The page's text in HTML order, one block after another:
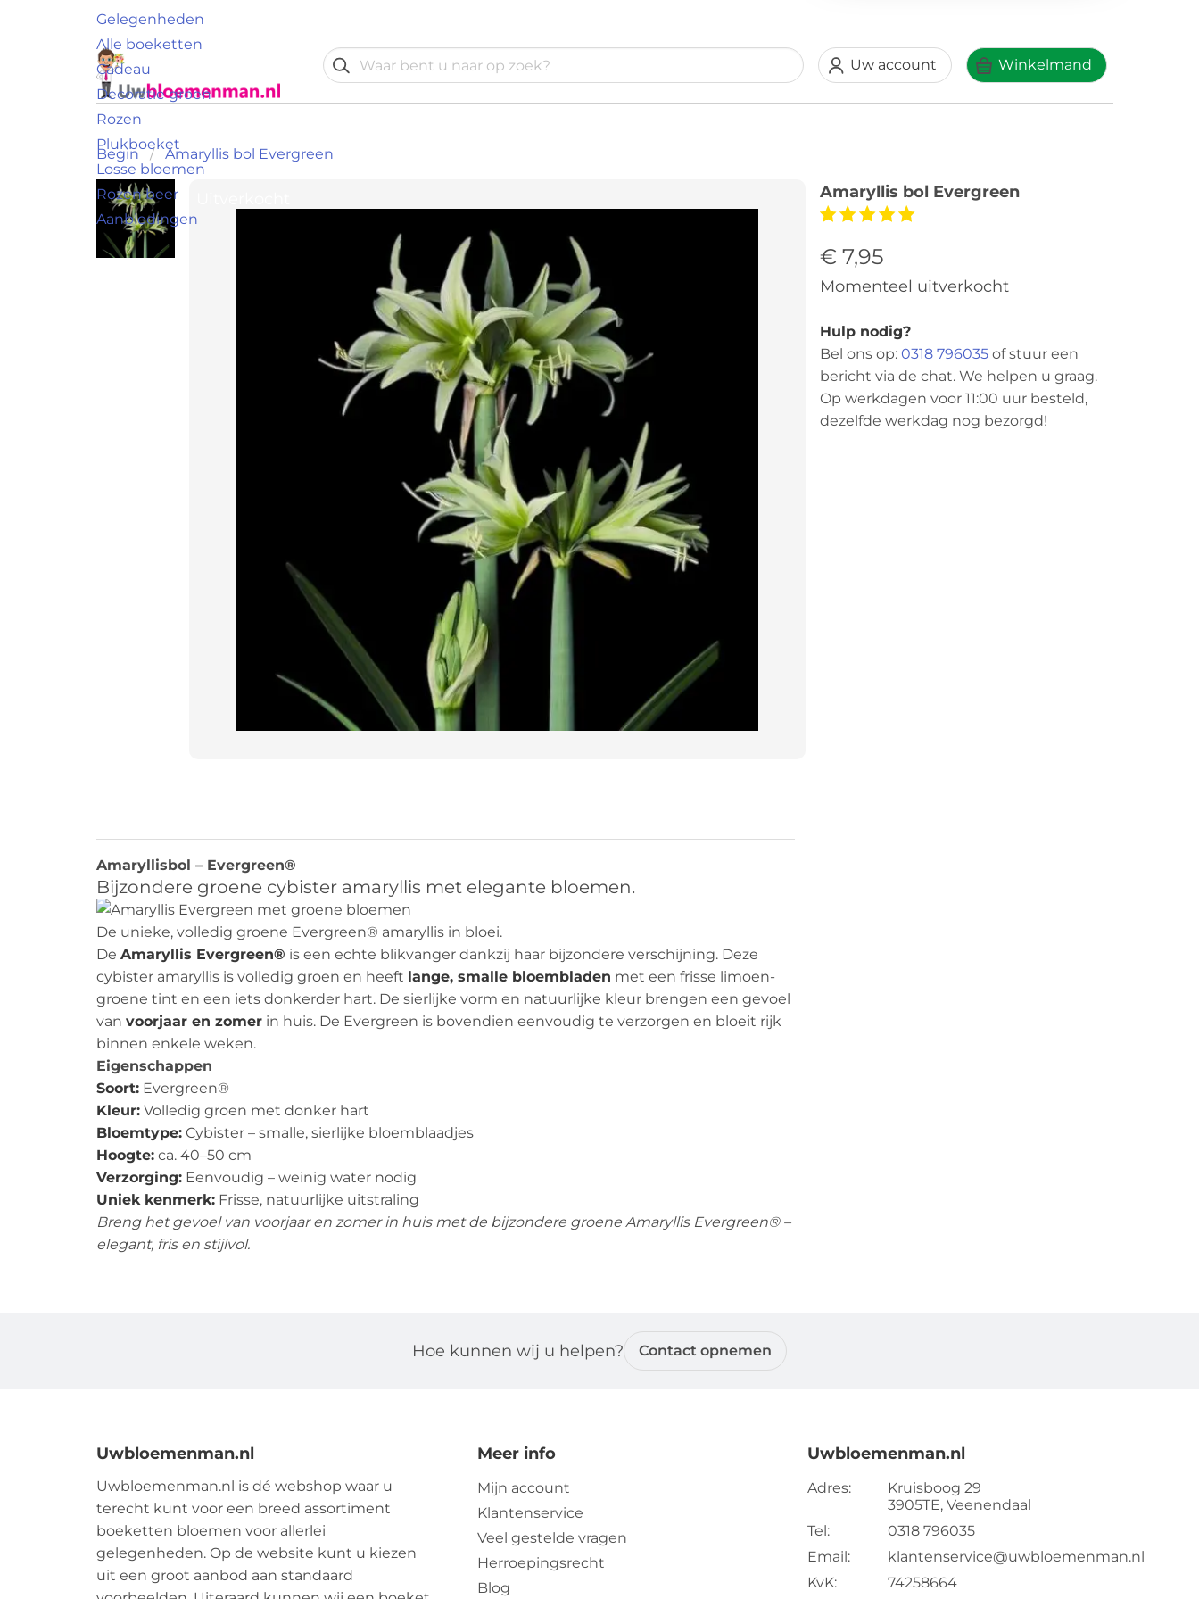
Uw account Winkelmand
Gelegenheden
Alle boeketten
Cadeau
Decoratie groen
Rozen
Plukboeket
Losse bloemen
Rozen beer
Aanbiedingen
Begin Amaryllis bol Evergreen
Amaryllis bol Evergreen
€ 7,95
Momenteel uitverkocht
Hulp nodig?
Bel ons op:0318 796035 of stuur een
bericht via de chat. We helpen u graag.
Op werkdagen voor 11:00 uur besteld,
dezelfde werkdag nog bezorgd!
Amaryllisbol – Evergreen®
Bijzondere groene cybister amaryllis met elegante bloemen.
De unieke, volledig groene Evergreen® amaryllis in bloei.
De Amaryllis Evergreen® is een echte blikvanger dankzij haar bijzondere verschijning. Deze
cybister amaryllis is volledig groen en heeft lange, smalle bloembladen met een frisse limoen-
groene tint en een iets donkerder hart. De sierlijke vorm en natuurlijke kleur brengen een gevoel
van voorjaar en zomer in huis. De Evergreen is bovendien eenvoudig te verzorgen en bloeit rijk
binnen enkele weken.
Eigenschappen
Soort: Evergreen®
Kleur: Volledig groen met donker hart
Bloemtype: Cybister – smalle, sierlijke bloemblaadjes
Hoogte: ca. 40–50 cm
Verzorging: Eenvoudig – weinig water nodig
Uniek kenmerk: Frisse, natuurlijke uitstraling
Breng het gevoel van voorjaar en zomer in huis met de bijzondere groene Amaryllis Evergreen® –
elegant, fris en stijlvol.
Hoe kunnen wij u helpen? Contact opnemen
Uwbloemenman.nl
Uwbloemenman.nl is dé webshop waar u
terecht kunt voor een breed assortiment
boeketten bloemen voor allerlei
gelegenheden. Op de website kunt u kiezen
uit een groot aanbod aan standaard
Meer info
Mijn account
Klantenservice
Veel gestelde vragen
Herroepingsrecht
Blog
Uwbloemenman.nl
Adres:
Kruisboog 29
3905TE, Veenendaal
Tel:
0318 796035
Email:
klantenservice@uwbloemenman.nl
KvK:
74258664